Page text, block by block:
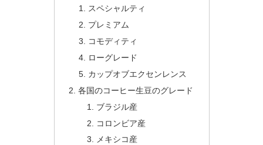
スペシャルティ
プレミアム
コモディティ
ローグレード
カップオブエクセンレンス
各国のコーヒー生豆のグレード
ブラジル産
コロンビア産
メキシコ産